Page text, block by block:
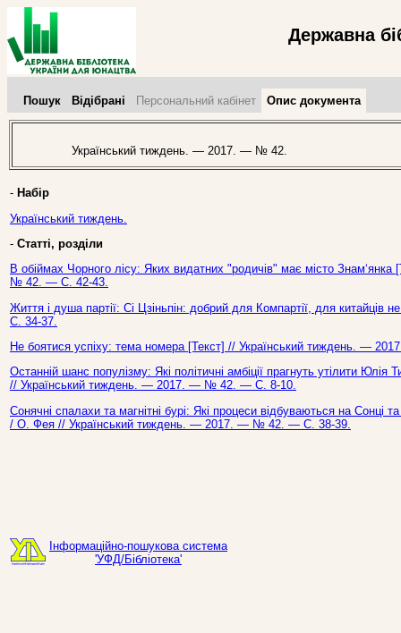
Державна
Пошук Відібрані Персональний кабінет Опис документа
Український тиждень. — 2017. — № 42.
- Набір
Український тиждень.
- Статті, розділи
В обіймах Чорного лісу: Яких видатних "родичів" має місто
№ 42. — С. 42-43.
Життя і душа партії: Сі Цзіньпін: добрий для Компартії, для
С. 34-37.
Не боятися успіху: тема номера [Текст] // Український тиждень. —
Останній шанс популізму: Які політичні амбіції прагнуть утілити
// Український тиждень. — 2017. — № 42. — С. 8-10.
Сонячні спалахи та магнітні бурі: Які процеси відбуваються на Сонці
/ О. Фея // Український тиждень. — 2017. — № 42. — С. 38-39.
Інформаційно-пошукова система
'УФД/Бібліотека'